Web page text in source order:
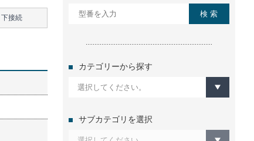
下接続
カテゴリーから探す
サブカテゴリを選択